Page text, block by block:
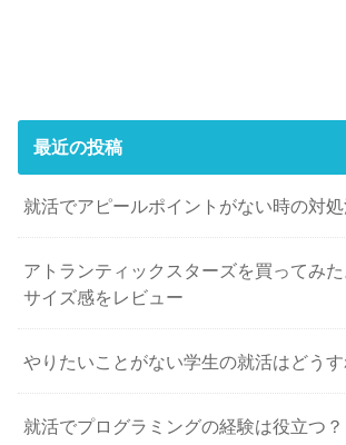
最近の投稿
就活でアピールポイントがない時の対
アトランティックスターズを買ってみ
サイズ感をレビュー
やりたいことがない学生の就活はどう
就活でプログラミングの経験は役立つ？